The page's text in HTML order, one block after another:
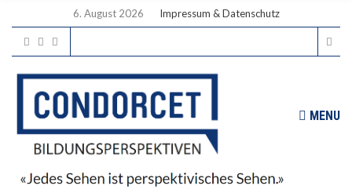
6. August 2026 Impressum & Datenschutz
MENU